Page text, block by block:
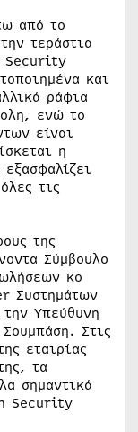
από το
τεράστια
Security
και
ράφια
ενώ το
είναι
η
τις
της
Σύμβουλο
κο
Συστημάτων
Υπεύθυνη
Στις
εταιρίας
τα
σημαντικά
Security